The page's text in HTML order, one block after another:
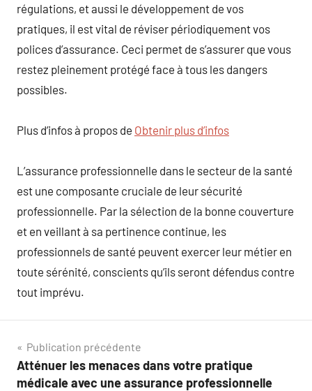
régulations, et aussi le développement de vos
pratiques, il est vital de réviser périodiquement vos
polices d’assurance. Ceci permet de s’assurer que vous
restez pleinement protégé face à tous les dangers
possibles.
Plus d’infos à propos de Obtenir plus d’infos
L’assurance professionnelle dans le secteur de la santé
est une composante cruciale de leur sécurité
professionnelle. Par la sélection de la bonne couverture
et en veillant à sa pertinence continue, les
professionnels de santé peuvent exercer leur métier en
toute sérénité, conscients qu’ils seront défendus contre
tout imprévu.
Navigation
de
Publication précédente
Atténuer les menaces dans votre pratique
médicale avec une assurance professionnelle